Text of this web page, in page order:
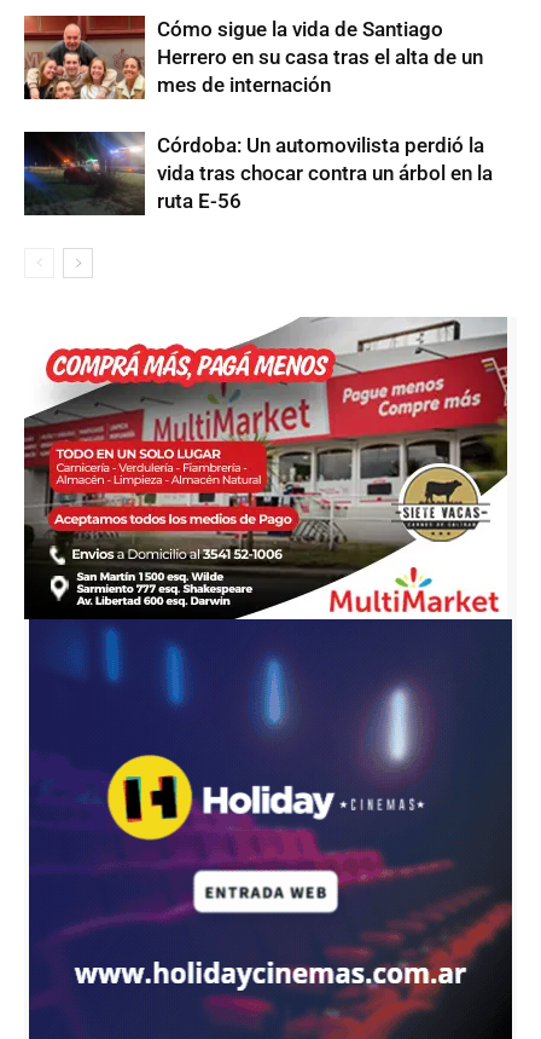
Cómo sigue la vida de Santiago
Herrero en su casa tras el alta de un
mes de internación
Córdoba: Un automovilista perdió la
vida tras chocar contra un árbol en la
ruta E-56